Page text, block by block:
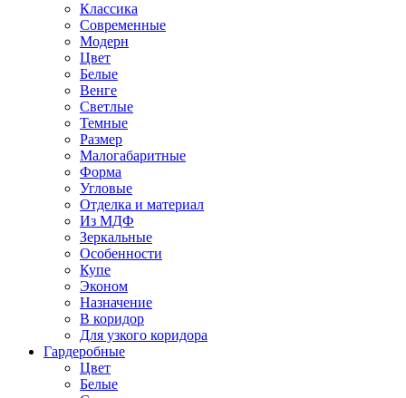
Классика
Современные
Модерн
Цвет
Белые
Венге
Светлые
Темные
Размер
Малогабаритные
Форма
Угловые
Отделка и материал
Из МДФ
Зеркальные
Особенности
Купе
Эконом
Назначение
В коридор
Для узкого коридора
Гардеробные
Цвет
Белые